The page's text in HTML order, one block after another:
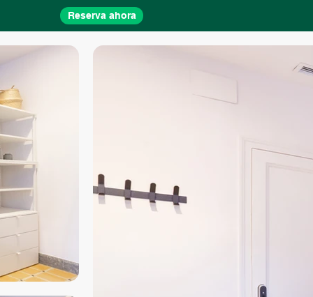
Reserva ahora